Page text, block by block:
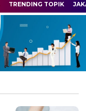
TRENDING TOPIK